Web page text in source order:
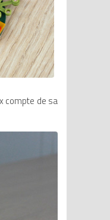
compte de sa